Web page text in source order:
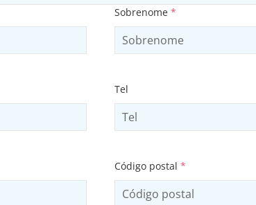
Sobrenome *
Tel
Código postal *